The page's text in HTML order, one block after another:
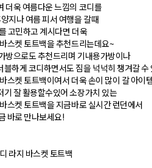
더욱 여름다운 느낌의 코디를
지나 여름 피서 여행을 갈때
고민하고 계시다면 더욱
스켓 토트백을 추천드리는데요~
방으로도 추천드리며 기내용가방이나
하게 코디하면서도 짐을 넉넉히 챙겨갈 수
스켓 토트백이여서 더욱 손이 많이 갈 아이
잘 활용할수있어 소장가치 있는
스켓 토트백을 지금바로 실시간 런던에서
바로 만나보세요!
라지 바스켓 토트백